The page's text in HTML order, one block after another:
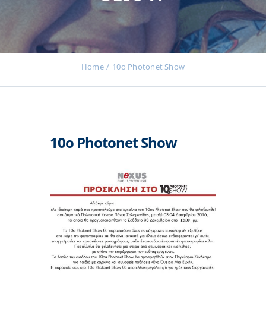
Εκδηλώσεις
Προϊόντα
Επικοινωνία
Εισφορές
Home 10ο Photonet Show
10ο Photonet Show